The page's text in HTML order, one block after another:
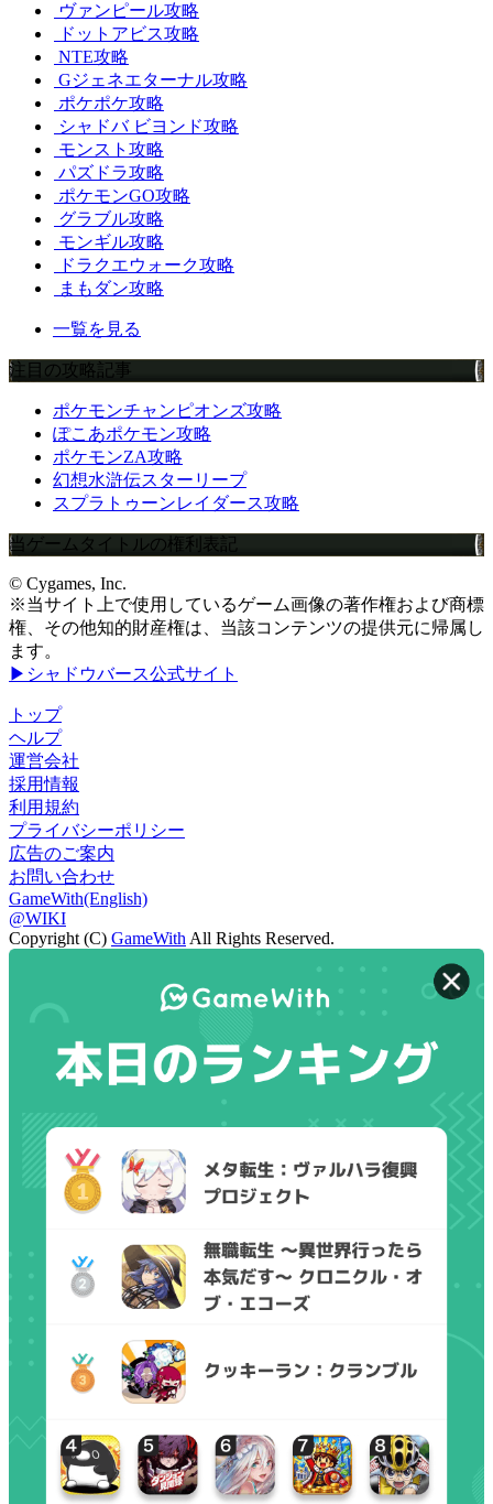
ヴァンピール攻略
ドットアビス攻略
NTE攻略
Gジェネエターナル攻略
ポケポケ攻略
シャドバ ビヨンド攻略
モンスト攻略
パズドラ攻略
ポケモンGO攻略
グラブル攻略
モンギル攻略
ドラクエウォーク攻略
まもダン攻略
一覧を見る
注目の攻略記事
ポケモンチャンピオンズ攻略
ぽこあポケモン攻略
ポケモンZA攻略
幻想水滸伝スターリープ
スプラトゥーンレイダース攻略
当ゲームタイトルの権利表記
© Cygames, Inc.
※当サイト上で使用しているゲーム画像の著作権および商標
権、その他知的財産権は、当該コンテンツの提供元に帰属し
ます。
▶シャドウバース公式サイト
トップ
ヘルプ
運営会社
採用情報
利用規約
プライバシーポリシー
広告のご案内
お問い合わせ
GameWith(English)
@WIKI
Copyright (C) GameWith All Rights Reserved.